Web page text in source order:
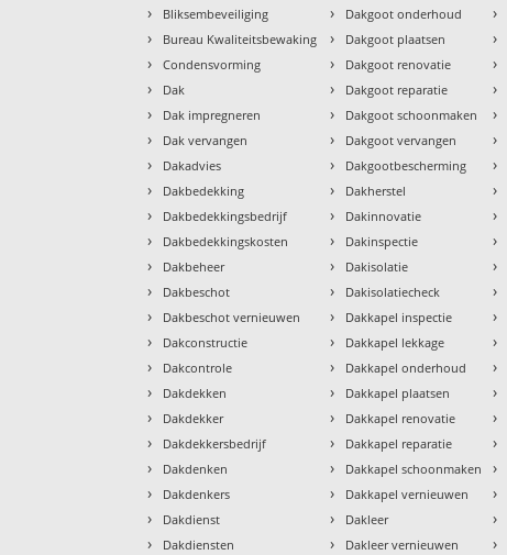
› Bliksembeveiliging
› Bureau Kwaliteitsbewaking
› Condensvorming
› Dak
› Dak impregneren
› Dak vervangen
› Dakadvies
› Dakbedekking
› Dakbedekkingsbedrijf
› Dakbedekkingskosten
› Dakbeheer
› Dakbeschot
› Dakbeschot vernieuwen
› Dakconstructie
› Dakcontrole
› Dakdekken
› Dakdekker
› Dakdekkersbedrijf
› Dakdenken
› Dakdenkers
› Dakdienst
› Dakdiensten
› Dakgoot onderhoud
› Dakgoot plaatsen
› Dakgoot renovatie
› Dakgoot reparatie
› Dakgoot schoonmaken
› Dakgoot vervangen
› Dakgootbescherming
› Dakherstel
› Dakinnovatie
› Dakinspectie
› Dakisolatie
› Dakisolatiecheck
› Dakkapel inspectie
› Dakkapel lekkage
› Dakkapel onderhoud
› Dakkapel plaatsen
› Dakkapel renovatie
› Dakkapel reparatie
› Dakkapel schoonmaken
› Dakkapel vernieuwen
› Dakleer
› Dakleer vernieuwen
›
›
›
›
›
›
›
›
›
›
›
›
›
›
›
›
›
›
›
›
›
›